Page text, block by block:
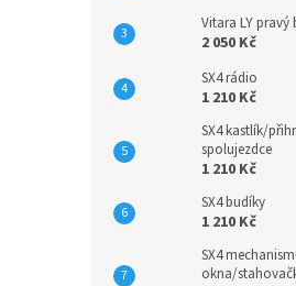
Vitara LY pravý
2 050 Kč
SX4 rádio
1 210 Kč
SX4 kastlík/
spolujezdce
1 210 Kč
SX4 budíky
1 210 Kč
SX4
okna/